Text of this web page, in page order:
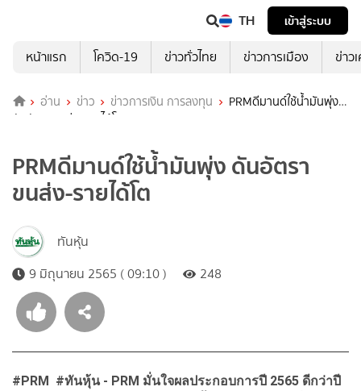
TH
เข้าสู่ระบบ
หน้าแรก
โควิด-19 ข่าวทั่วไทย ข่าวการเมือง ข่าว
อ่าน ข่าว ข่าวการเงิน การลงทุน
PRMดีมานด์ใช้น้ำมันพุ่ง
ดันอัตราขนส่ง-รายได้โต
PRMดีมานด์ใช้น้ำมันพุ่ง ดันอัตรา
ขนส่ง-รายได้โต
ทันหุ้น
9 มิถุนายน 2565 ( 09:10 )
248
#PRM #ทันหุ้น - PRM มั่นใจผลประกอบการปี 2565 ดีกว่าปี